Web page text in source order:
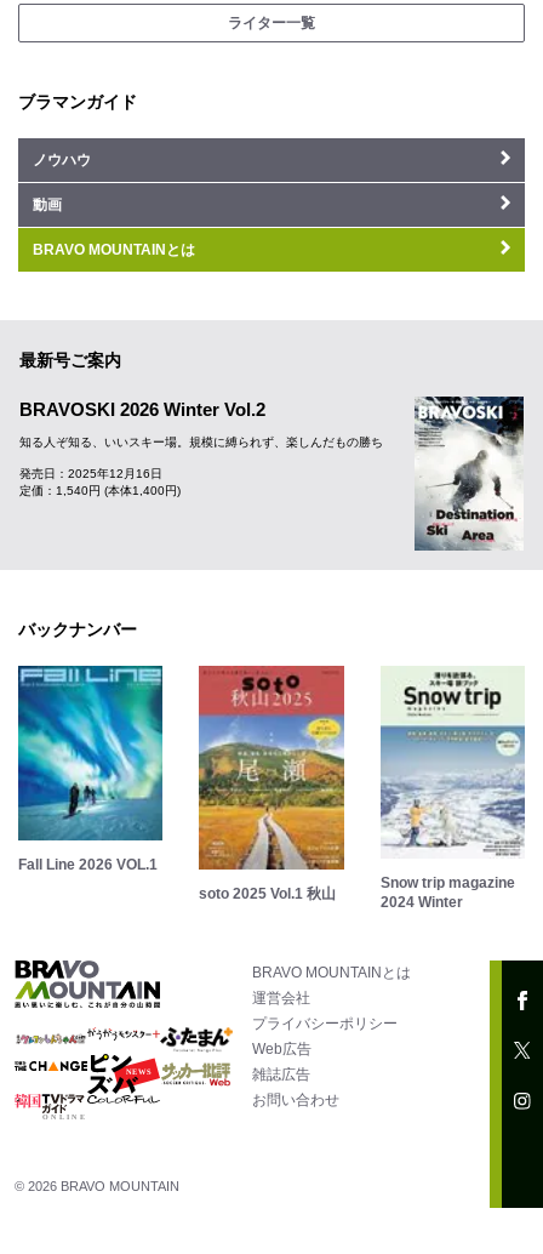
ライター一覧
ブラマンガイド
ノウハウ
動画
BRAVO MOUNTAINとは
最新号ご案内
BRAVOSKI 2026 Winter Vol.2
知る人ぞ知る、いいスキー場。規模に縛られず、楽しんだもの勝ち
発売日：2025年12月16日
定価：1,540円 (本体1,400円)
バックナンバー
Fall Line 2026 VOL.1
soto 2025 Vol.1 秋山
Snow trip magazine
2024 Winter
BRAVO MOUNTAINとは
運営会社
プライバシーポリシー
Web広告
雑誌広告
お問い合わせ
© 2026 BRAVO MOUNTAIN